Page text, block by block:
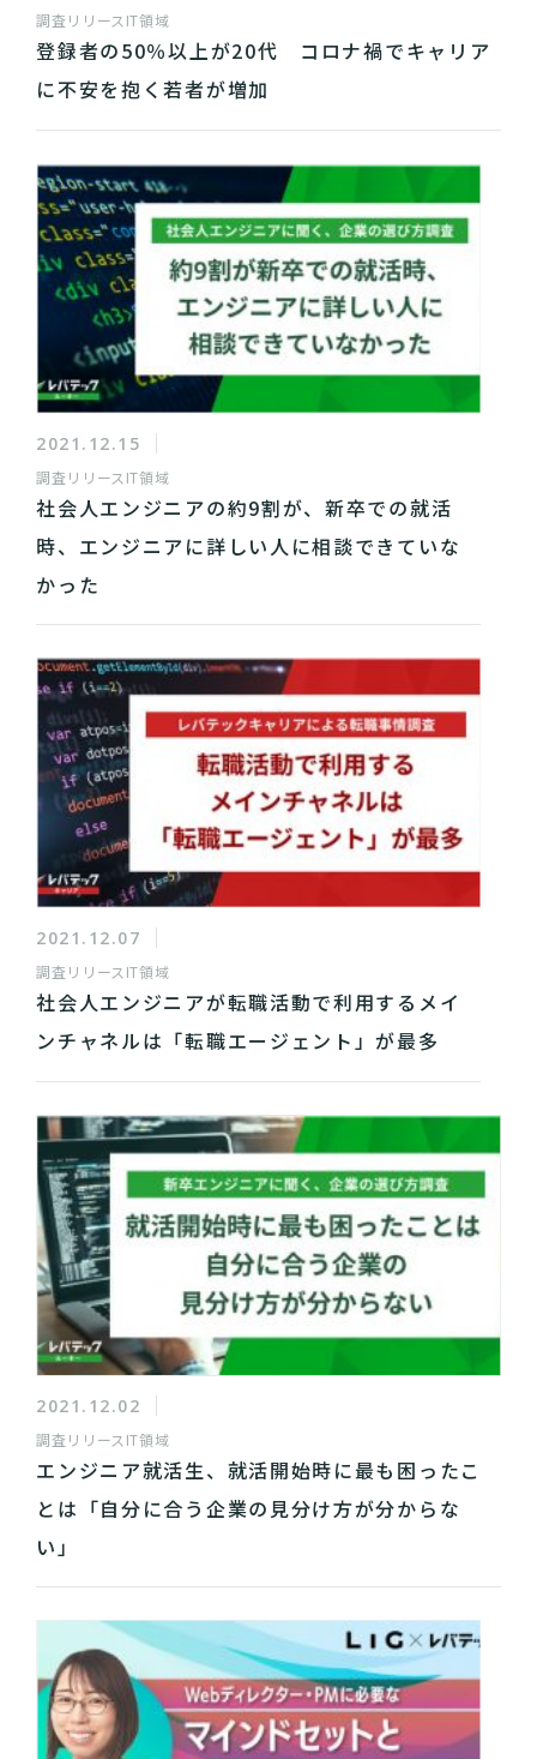
調査リリース IT領域
登録者の50％以上が20代 コロナ禍でキャリア
に不安を抱く若者が増加
2021.12.15
調査リリース IT領域
社会人エンジニアの約9割が、新卒での就活
時、エンジニアに詳しい人に相談できていな
かった
2021.12.07
調査リリース IT領域
社会人エンジニアが転職活動で利用するメイ
ンチャネルは「転職エージェント」が最多
2021.12.02
調査リリース IT領域
エンジニア就活生、就活開始時に最も困ったこ
とは「自分に合う企業の見分け方が分からな
い」